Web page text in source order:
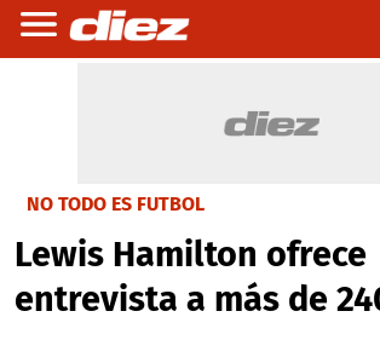
NO TODO ES FUTBOL
Lewis Hamilton ofrece
entrevista a más de